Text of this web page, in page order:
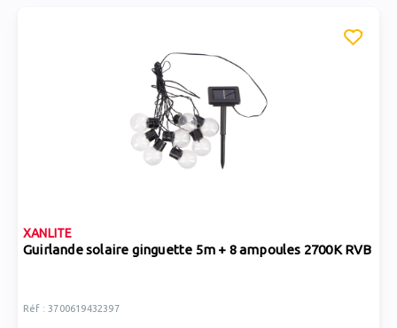
XANLITE
Guirlande solaire ginguette 5m + 8 ampoules 2700K RVB
Réf : 3700619432397